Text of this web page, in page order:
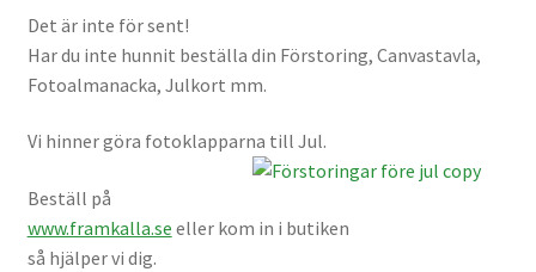
Mitt konto
Varukorg
Walters Bloggen
Det är inte för sent!
Har du inte hunnit beställa din Förstoring, Canvastavla,
Fotoalmanacka, Julkort mm.
Vi hinner göra fotoklapparna till Jul.
Beställ på
www.framkalla.se eller kom in i butiken
så hjälper vi dig.